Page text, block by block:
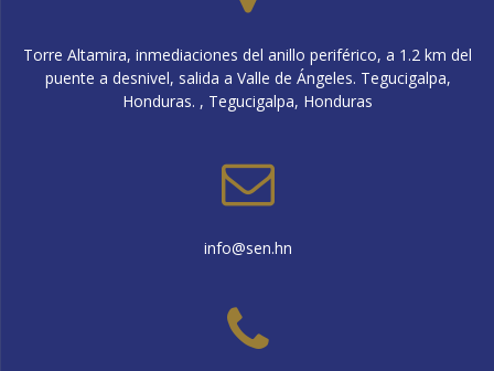
Torre Altamira, inmediaciones del anillo periférico, a 1.2 km del
puente a desnivel, salida a Valle de Ángeles. Tegucigalpa,
Honduras. , Tegucigalpa, Honduras
info@sen.hn